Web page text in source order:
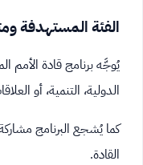
الفئة المستهدفة
يُوجَّه برنامج قادة
الدولية، التنمية، أو
كما يُشجع البرنامج
القادة.